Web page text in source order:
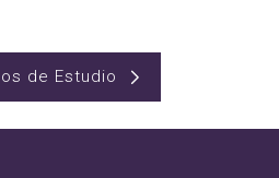
de Estudio